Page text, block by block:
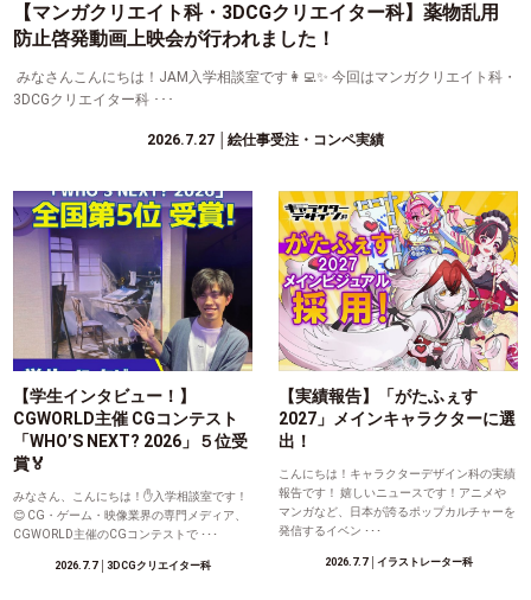
【マンガクリエイト科・3DCGクリエイター科】薬物乱用
防止啓発動画上映会が行われました！
みなさんこんにちは！JAM入学相談室です👩‍💻✨ 今回はマンガクリエイト科・
3DCGクリエイター科 ･･･
2026.7.27 │絵仕事受注・コンペ実績
【学生インタビュー！】
CGWORLD主催 CGコンテスト
「WHO’S NEXT? 2026」５位受
賞🏅
みなさん、こんにちは！✋入学相談室です！
😊 CG・ゲーム・映像業界の専門メディア、
CGWORLD主催のCGコンテストで ･･･
2026.7.7│3DCGクリエイター科
【実績報告】「がたふぇす
2027」メインキャラクターに選
出！
こんにちは！キャラクターデザイン科の実績
報告です！ 嬉しいニュースです！アニメや
マンガなど、日本が誇るポップカルチャーを
発信するイベン ･･･
2026.7.7│イラストレーター科